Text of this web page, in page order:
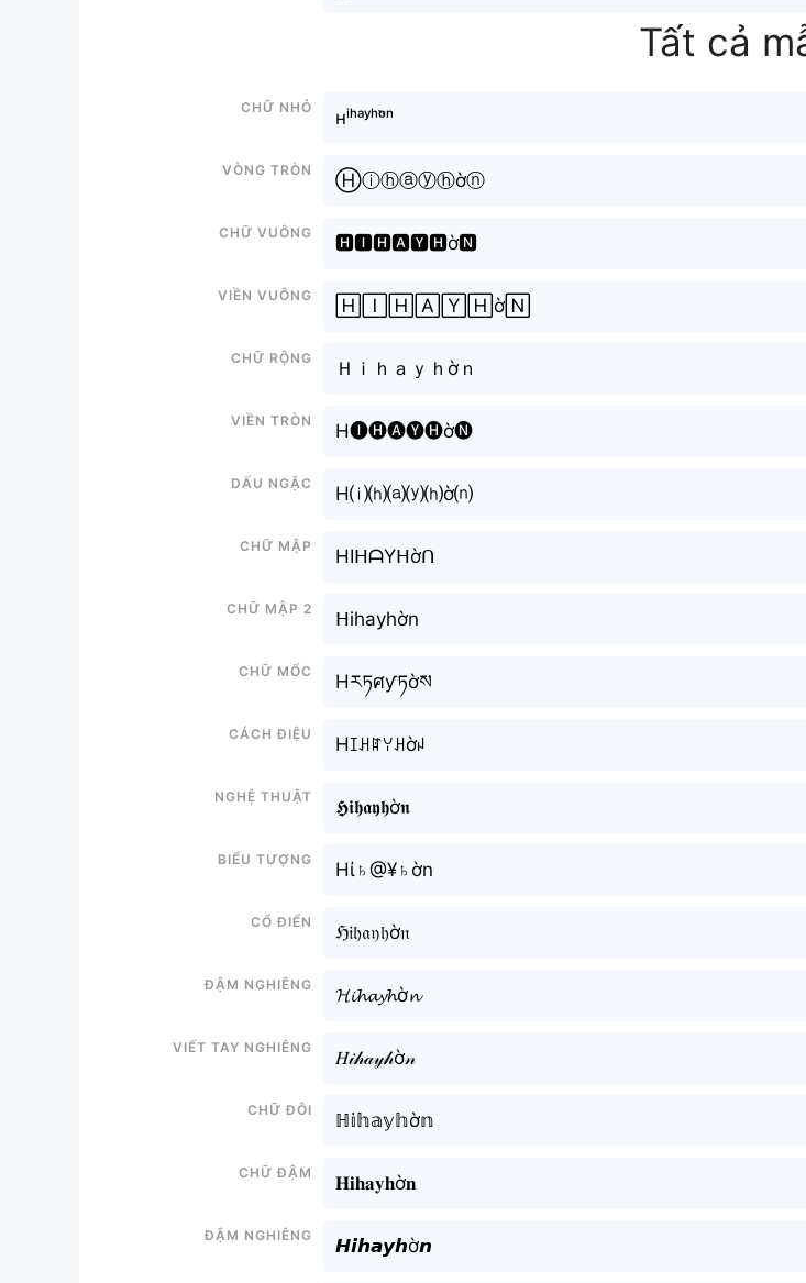
Tất cả
Chữ nhỏ
ʜⁱʰᵃʸʰᵒ̛̀ⁿ
Vòng tròn
Ⓗⓘⓗⓐⓨⓗờⓝ
Chữ vuông
🅷🅸🅷🅰🆈🅷ờ🅽
Viền vuông
🄷🄸🄷🄰🅈🄷ờ🄽
Chữ rộng
Ｈｉｈａｙｈờｎ
Viền tròn
H🅘🅗🅐🅨🅗ờ🅝
Dấu ngặc
H⒤⒣⒜⒴⒣ờ⒩
Chữ mập
HIᕼᗩYᕼờᑎ
Chữ mập 2
ᕼihayhờn
Chữ mốc
Hརཏศƴཏờས
Cách điệu
Hꀤꃅꍏꌩꃅờꈤ
Nghệ thuật
𝕳𝖎𝖍𝖆𝖞𝖍ờ𝖓
Biểu tượng
Hί♄@¥♄ờn
Cổ điển
ℌ𝔦𝔥𝔞𝔶𝔥ờ𝔫
Đậm nghiêng
𝓗𝓲𝓱𝓪𝔂𝓱ờ𝓷
Viết tay nghiêng
𝐻𝒾𝒽𝒶𝓎𝒽ờ𝓃
Chữ đôi
ℍ𝕚𝕙𝕒𝕪𝕙ờ𝕟
Chữ đậm
𝐇𝐢𝐡𝐚𝐲𝐡ờ𝐧
Đậm nghiêng
𝙃𝙞𝙝𝙖𝙮𝙝ờ𝙣